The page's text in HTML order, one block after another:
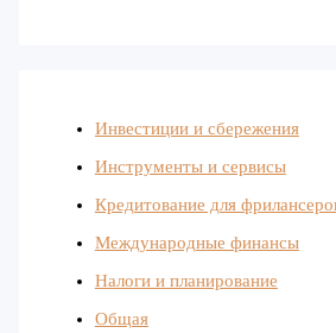
Инвестиции и сбережения
Инструменты и сервисы
Кредитование для
Международные финансы
Налоги и планирование
Общая